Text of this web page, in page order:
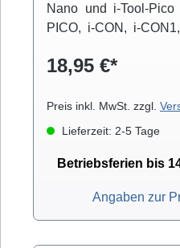
Nano und i-Tool-Pico
PICO, i-CON, i-
18,95 €*
Preis inkl. MwSt. zzgl.
Lieferzeit: 2-5 Tage
Betriebsferien bis
Angaben zur